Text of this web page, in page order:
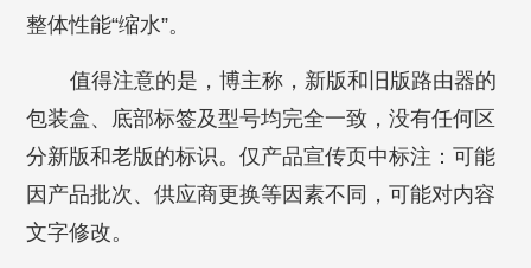
整体性能“缩水”。
值得注意的是，博主称，新版和旧版路由器的
包装盒、底部标签及型号均完全一致，没有任何区
分新版和老版的标识。仅产品宣传页中标注：可能
因产品批次、供应商更换等因素不同，可能对内容
文字修改。